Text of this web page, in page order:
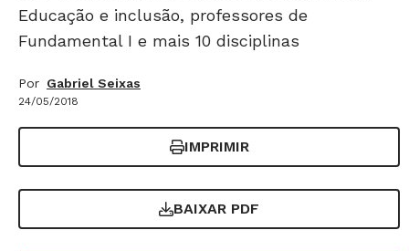
Educação e inclusão, professores de
Fundamental I e mais 10 disciplinas
Por Gabriel Seixas
24/05/2018
IMPRIMIR
BAIXAR PDF